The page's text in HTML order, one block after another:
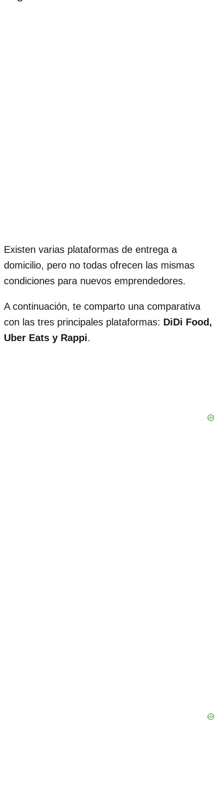
Existen varias plataformas de entrega a
domicilio, pero no todas ofrecen las mismas
condiciones para nuevos emprendedores.
A continuación, te comparto una comparativa
con las tres principales plataformas: DiDi Food,
Uber Eats y Rappi.